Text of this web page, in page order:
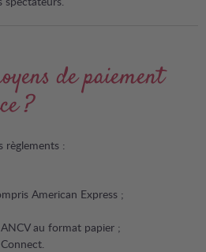
de paiement
?
règlements :
American Express ;
au format papier ;